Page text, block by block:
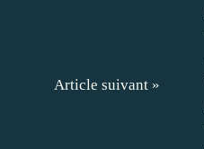
Article suivant »